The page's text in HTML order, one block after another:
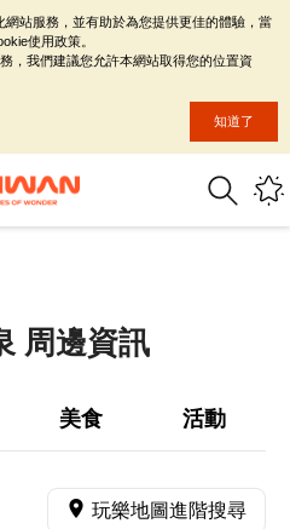
周邊資訊
美食 活動
玩樂地圖進階搜尋
站服務，並有助於為您提供更佳的體驗，當
使用政策。
，我們建議您允許本網站取得您的位置資
知道了